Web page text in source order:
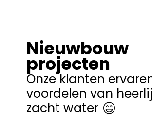
Nieuwbouw
projecten
Onze klanten
voordelen van
zacht water